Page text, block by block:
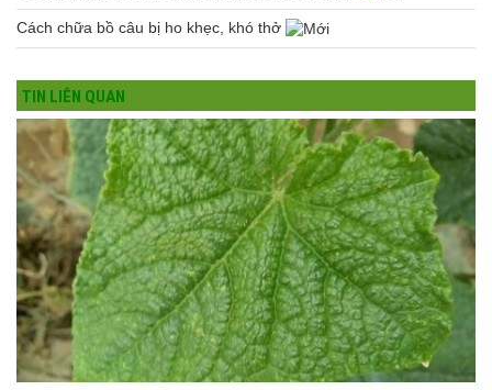
Cách chữa bồ câu bị ho khẹc, khó thở
TIN LIÊN QUAN